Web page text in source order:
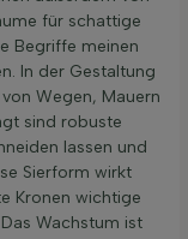
für schattige
Begriffe meinen
In der Gestaltung
Wegen, Mauern
sind robuste
lassen und
Sierform wirkt
Kronen wichtige
Wachstum ist